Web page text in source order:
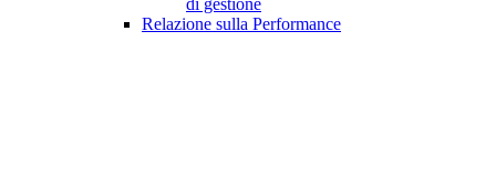
di gestione
Relazione sulla Performance